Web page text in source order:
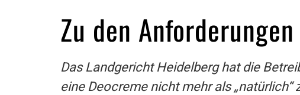
Zu den
Das Landgericht Heidelberg hat die
eine Deocreme nicht mehr als